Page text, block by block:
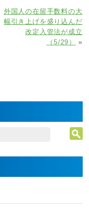
外国人の在留手数料の大
幅引き上げを盛り込んだ
改定入管法が成立
（5/29）
»